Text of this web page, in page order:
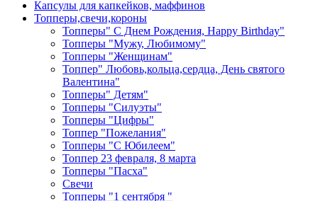
Капсулы для капкейков, маффинов
Топперы,свечи,короны
Топперы" С Днем Рождения, Happy Birthday"
Топперы "Мужу, Любимому"
Топперы "Женщинам"
Топпер" Любовь,кольца,сердца, День святого
Валентина"
Топперы" Детям"
Топперы "Силуэты"
Топперы "Цифры"
Топпер "Пожелания"
Топперы "С Юбилеем"
Топпер 23 февраля, 8 марта
Топперы "Пасха"
Свечи
Топперы "1 сентября "